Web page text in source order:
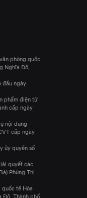
phòng quốc
Nghĩa Đô,
đầu ngày
phẩm điện tử
cấp ngày
nội dung
cấp ngày
ủy quyền số
quyết các
Phùng Thị
tế Hòa
Đô, Thành phố